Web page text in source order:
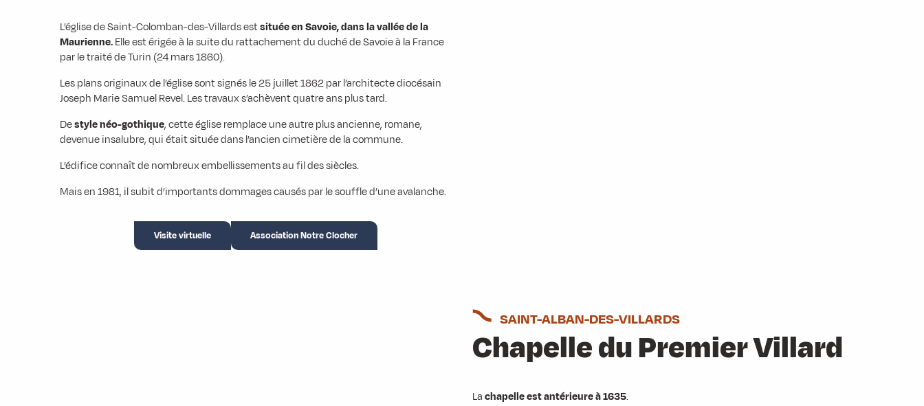
L’église de Saint-Colomban-des-Villards estsituée en Savoie, dans la vallée de la
Maurienne.Elle est érigée à la suite du rattachement du duché de Savoie à la France
par le traité de Turin (24 mars 1860).
Les plans originaux de l’église sont signés le 25 juillet 1862 par l’architecte diocésain
Joseph Marie Samuel Revel. Les travaux s’achèvent quatre ans plus tard.
Destyle néo-gothique, cette église remplace une autre plus ancienne, romane,
devenue insalubre, qui était située dans l’ancien cimetière de la commune.
L’édifice connaît de nombreux embellissements au fil des siècles.
Mais en 1981, il subit d’importants dommages causés par le souffle d’une avalanche.
Visite virtuelle Association Notre Clocher
SAINT-ALBAN-DES-VILLARDS
Chapelle du Premier Villard
Lachapelle est antérieure à 1635.